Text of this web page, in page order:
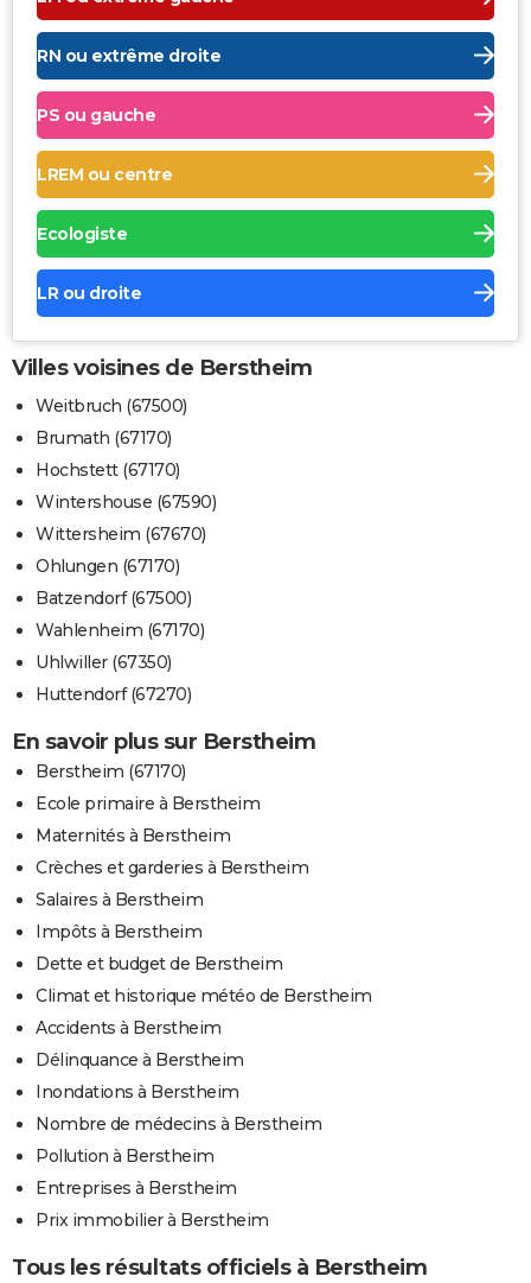
RN ou extrême droite
PS ou gauche
LREM ou centre
Ecologiste
LR ou droite
Villes voisines de Berstheim
Weitbruch (67500)
Brumath (67170)
Hochstett (67170)
Wintershouse (67590)
Wittersheim (67670)
Ohlungen (67170)
Batzendorf (67500)
Wahlenheim (67170)
Uhlwiller (67350)
Huttendorf (67270)
En savoir plus sur Berstheim
Berstheim (67170)
Ecole primaire à Berstheim
Maternités à Berstheim
Crèches et garderies à Berstheim
Salaires à Berstheim
Impôts à Berstheim
Dette et budget de Berstheim
Climat et historique météo de Berstheim
Accidents à Berstheim
Délinquance à Berstheim
Inondations à Berstheim
Nombre de médecins à Berstheim
Pollution à Berstheim
Entreprises à Berstheim
Prix immobilier à Berstheim
Tous les résultats officiels à Berstheim